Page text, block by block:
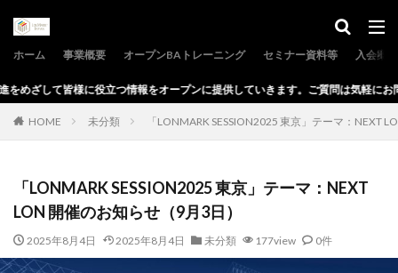
ホーム 事業概要 オープンBAトレーニング セミナー資料等 入会案内
立つ情報をオープンに提供していきます。ご質問は気軽にお問い合わせからど
HOME 未分類 「LONMARK SESSION2025 東京」テーマ：NEXT
「LONMARK SESSION2025 東京」テーマ：NEXT
LON 開催のお知らせ（9月3日）
2025年8月4日 2025年8月4日 未分類 177view 0件